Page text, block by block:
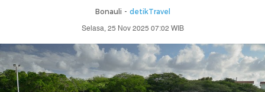
Bonauli - detikTravel
Selasa, 25 Nov 2025 07:02 WIB